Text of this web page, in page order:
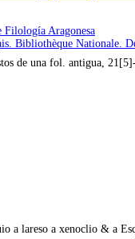
Filología Aragonesa
Bibliothèque Nationale.
de una fol. antigua,
a lareso a xenoclio & a